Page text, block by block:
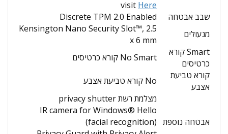
visit Here
שבב אבטחה
Discrete TPM 2.0 Enabled
מנעולים
Kensington Nano Security Slot™, 2.5
x 6 mm
Smart קורא
כרטיסים
No Smart קורא כרטיסים
קורא טביעת
אצבע
No קורא טביעת אצבע
אבטחה נוספת
מצלמת רשת privacy shutter
IR camera for Windows® Hello
(facial recognition)